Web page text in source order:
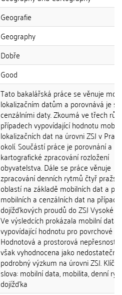
Geografie
Geography
Dobře
Good
Tato bakalářská práce se věnuje
lokalizačním datům a porovnává je s
cenzálními daty. Zkoumá ve třech
případech vypovídající hodnotu
lokalizačních dat na úrovni ZSJ v
okolí. Součástí práce je porovnání a
kartografické zpracování rozložení
obyvatelstva. Dále se práce věnuje
zpracování denních rytmů čtyř
oblastí na základě mobilních dat a
mobilních a cenzálních dat na případu
dojížďkových proudů do ZSJ Vysoké
Ve výsledcích prokázala mobilní data
vypovídající hodnotu pro povrchové
Hodnotová a prostorová nepřesnost
však vyhodnocena jako
podrobný výzkum na úrovni ZSJ.
slova: mobilní data, mobilita, denní
dojížďka